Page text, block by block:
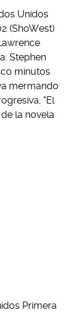
Unidos
(ShoWest)
Stephen
minutos
mermando
“El
la novela
Primera